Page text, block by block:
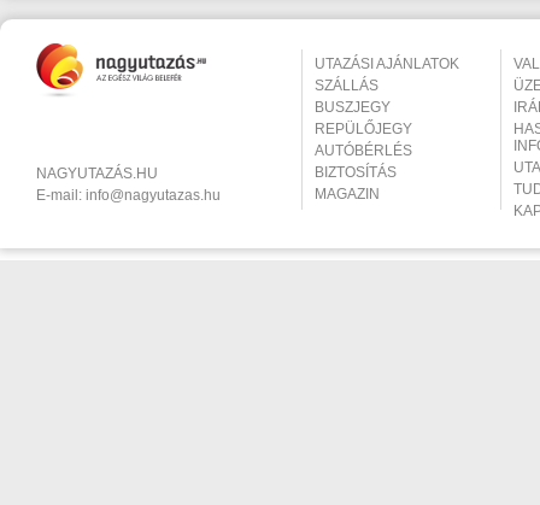
NAGYUTAZÁS.HU
E-mail: info@nagyutazas.hu
UTAZÁSI AJÁNLATOK
SZÁLLÁS
BUSZJEGY
REPÜLŐJEGY
AUTÓBÉRLÉS
BIZTOSÍTÁS
MAGAZIN